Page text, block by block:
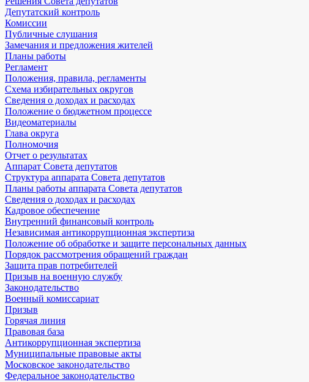
Депутатский контроль
Комиссии
Публичные слушания
Замечания и предложения жителей
Планы работы
Регламент
Положения, правила, регламенты
Схема избирательных округов
Сведения о доходах и расходах
Положение о бюджетном процессе
Видеоматериалы
Глава округа
Полномочия
Отчет о результатах
Аппарат Совета депутатов
Структура аппарата Совета депутатов
Планы работы аппарата Совета депутатов
Сведения о доходах и расходах
Кадровое обеспечение
Внутренний финансовый контроль
Независимая антикоррупционная экспертиза
Положение об обработке и защите персональных данных
Порядок рассмотрения обращений граждан
Защита прав потребителей
Призыв на военную службу
Законодательство
Военный комиссариат
Призыв
Горячая линия
Правовая база
Антикоррупционная экспертиза
Муниципальные правовые акты
Московское законодательство
Федеральное законодательство